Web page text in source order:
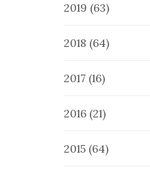
2019 (63)
2018 (64)
2017 (16)
2016 (21)
2015 (64)